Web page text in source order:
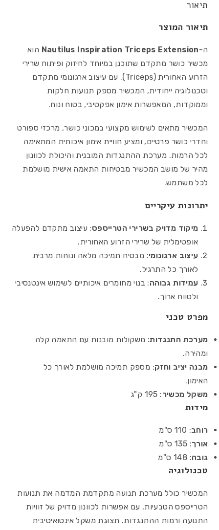
תיאור
תיאור המוצר
Nautilus Inspiration Triceps Extensionהוא
מכשיר כושר מתקדם שתוכנן במיוחד לחיזוק ופיתוח שרירי
הזרוע האחורית (Triceps). עם עיצוב ארגונומי מתקדם
וטכנולוגיה ייחודית, המכשיר מספק תנועות חלקות
וממוקדות, המאפשרות אימון אפקטיבי, בטוח ונוח.
המכשיר מתאים לשימוש מקצועי במכוני כושר, מרכזי ספורט
וחדרי כושר פרטיים, ומציע חוויית אימון איכותית המתאימה
לכל הרמות. מערכת ההתנגדות המובנית והיכולת לכוונון
מהיר של מושב המכשיר מבטיחות התאמה אישית מושלמת
לכל משתמש.
יתרונות עיקריים
מיקוד מדויק בשרירי הטרייספס: עיצוב מתקדם להפעלה
אופטימלית של שרירי הזרוע האחורית.
עיצוב ארגונומי: מבטיח תמיכה מלאה ונוחות מרבית
לאורך כל התרגיל.
עמידות גבוהה: בנוי מחומרים איכותיים לשימוש אינטנסיבי
ולטווח ארוך.
מפרט טכני
מערכת התנגדות: משקולות מובנות עם התאמה קלה
ומהירה.
מבנה יציב וחזק: מספק תמיכה מושלמת לאורך כל
האימון.
משקל מכשיר: 195 ק"ג
מידות
רוחב: 110 ס"מ
אורך: 135 ס"מ
גובה: 148 ס"מ
טכנולוגיה
המכשיר כולל מערכת תנועה מתקדמת המדמה את תנועות
הטרייספס הטבעיות, עם אפשרות לכוונון מדויק של זוויות
התנועה ורמות ההתנגדות. תצוגת משקל אינטואיטיבית